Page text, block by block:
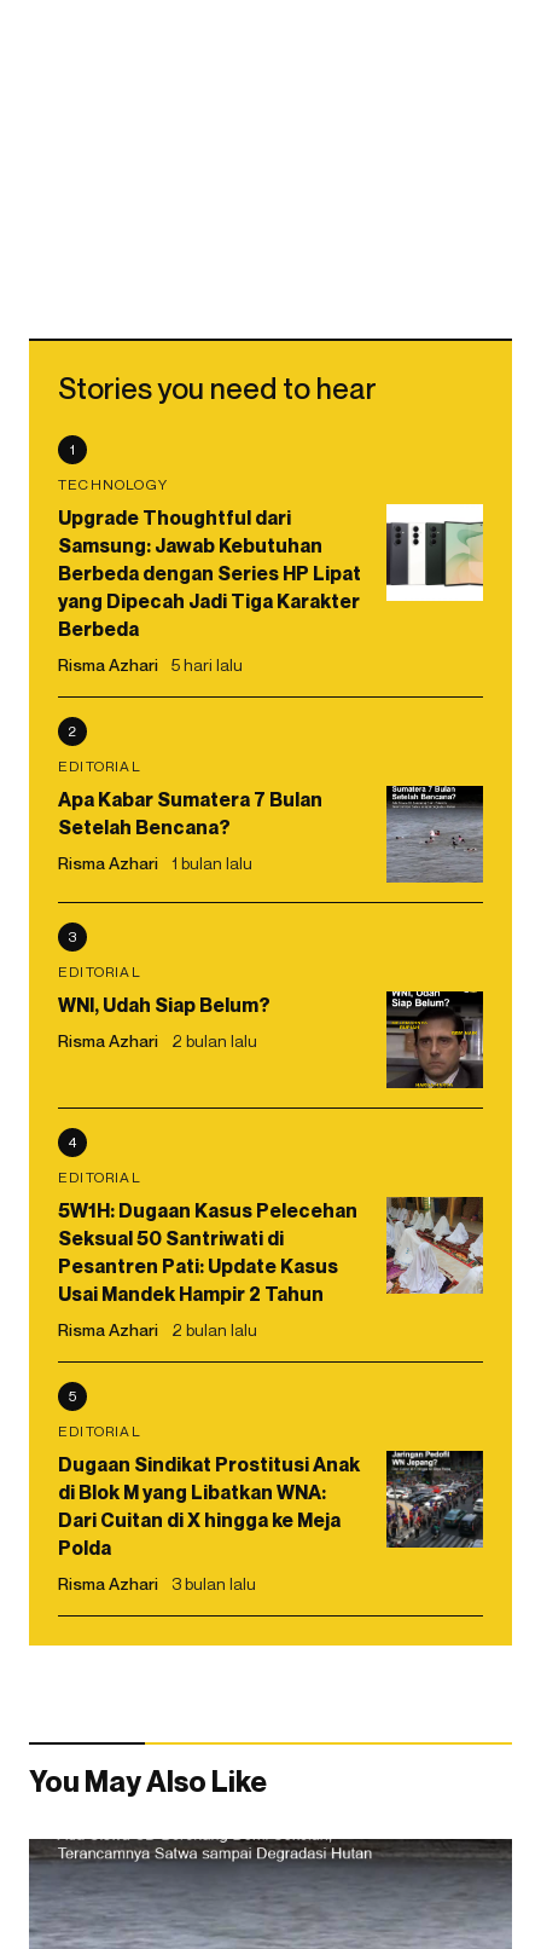
Stories you need to hear
1
TECHNOLOGY
Upgrade Thoughtful dari
Samsung: Jawab Kebutuhan
Berbeda dengan Series HP Lipat
yang Dipecah Jadi Tiga Karakter
Berbeda
Risma Azhari 5 hari lalu
2
EDITORIAL
Apa Kabar Sumatera 7 Bulan
Setelah Bencana?
Risma Azhari 1 bulan lalu
3
EDITORIAL
WNI, Udah Siap Belum?
Risma Azhari 2 bulan lalu
4
EDITORIAL
5W1H: Dugaan Kasus Pelecehan
Seksual 50 Santriwati di
Pesantren Pati: Update Kasus
Usai Mandek Hampir 2 Tahun
Risma Azhari 2 bulan lalu
5
EDITORIAL
Dugaan Sindikat Prostitusi Anak
di Blok M yang Libatkan WNA:
Dari Cuitan di X hingga ke Meja
Polda
Risma Azhari 3 bulan lalu
You May Also Like